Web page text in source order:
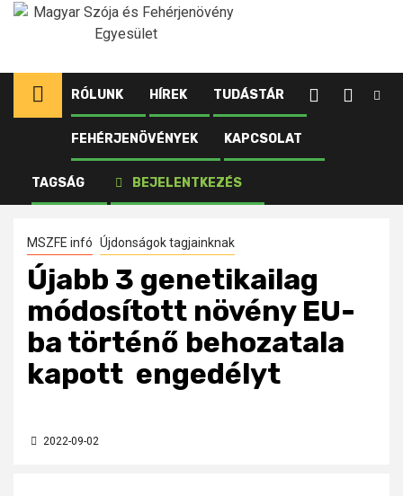
Ugrás
RÓLUNK HÍREK TUDÁSTÁR
FEHÉRJENÖVÉNYEK KAPCSOLAT
TAGSÁG BEJELENTKEZÉS
Kezdőlap
Újdonságok tagjainknak
történő behozatala kapott engedélyt
MSZFE infó Újdonságok tagjainknak
Újabb 3 genetikailag
módosított növény EU-
ba történő behozatala
kapott engedélyt
2022-09-02